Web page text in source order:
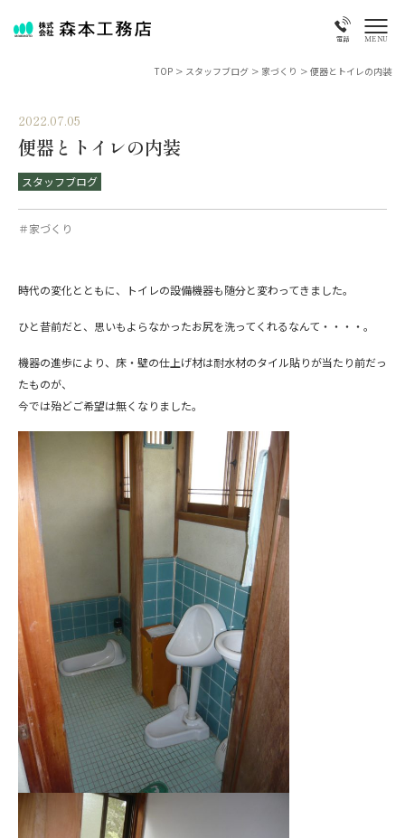
電話 MENU
TOP > スタッフブログ > 家づくり > 便器とトイレの内装
2022.07.05
便器とトイレの内装
スタッフブログ
＃家づくり
時代の変化とともに、トイレの設備機器も随分と変わってきました。
ひと昔前だと、思いもよらなかったお尻を洗ってくれるなんて・・・・。
機器の進歩により、床・壁の仕上げ材は耐水材のタイル貼りが当たり前だっ
たものが、
今では殆どご希望は無くなりました。